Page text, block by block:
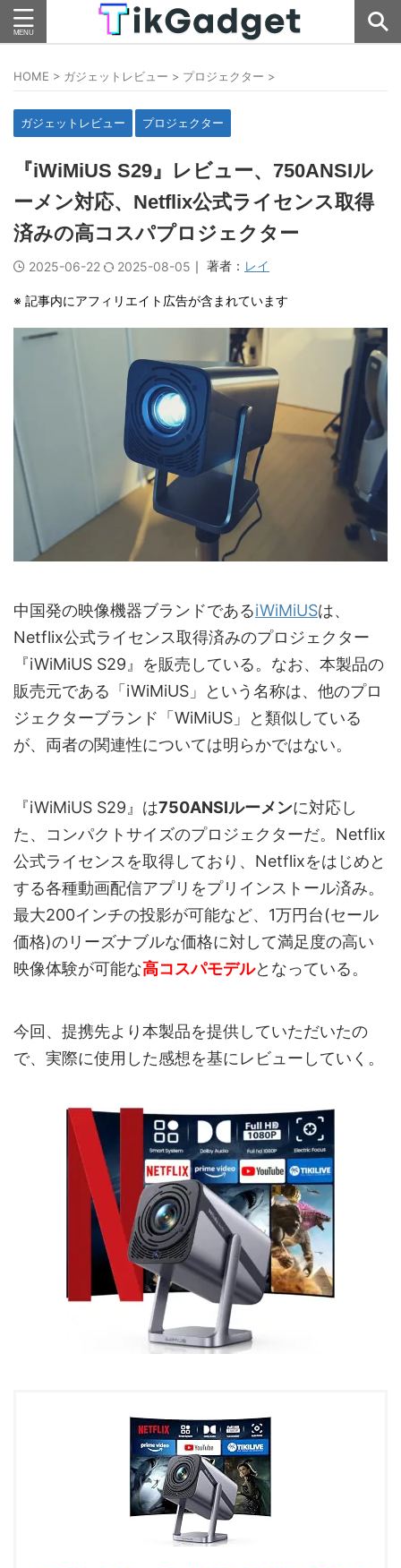
HOME > ガジェットレビュー > プロジェクター >
ガジェットレビュー プロジェクター
『iWiMiUS S29』レビュー、750ANSIル
ーメン対応、Netflix公式ライセンス取得
済みの高コスパプロジェクター
2025-06-22 2025-08-05 ｜ 著者： レイ
※ 記事内にアフィリエイト広告が含まれています
中国発の映像機器ブランドであるiWiMiUSは、
Netflix公式ライセンス取得済みのプロジェクター
『iWiMiUS S29』を販売している。なお、本製品の
販売元である「iWiMiUS」という名称は、他のプロ
ジェクターブランド「WiMiUS」と類似している
が、両者の関連性については明らかではない。
『iWiMiUS S29』は750ANSIルーメンに対応し
た、コンパクトサイズのプロジェクターだ。Netflix
公式ライセンスを取得しており、Netflixをはじめと
する各種動画配信アプリをプリインストール済み。
最大200インチの投影が可能など、1万円台(セール
価格)のリーズナブルな価格に対して満足度の高い
映像体験が可能な高コスパモデルとなっている。
今回、提携先より本製品を提供していただいたの
で、実際に使用した感想を基にレビューしていく。